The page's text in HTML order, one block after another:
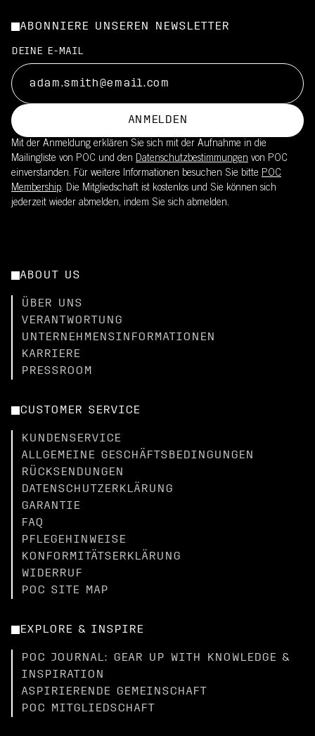
ABONNIERE UNSEREN NEWSLETTER
DEINE E-MAIL
ANMELDEN
Mit der Anmeldung erklären Sie sich mit der Aufnahme in die
Mailingliste von POC und den Datenschutzbestimmungen von POC
einverstanden. Für weitere Informationen besuchen Sie bitte POC
Membership. Die Mitgliedschaft ist kostenlos und Sie können sich
jederzeit wieder abmelden, indem Sie sich abmelden.
ABOUT US
ÜBER UNS
VERANTWORTUNG
UNTERNEHMENSINFORMATIONEN
KARRIERE
PRESSROOM
CUSTOMER SERVICE
KUNDENSERVICE
ALLGEMEINE GESCHÄFTSBEDINGUNGEN
RÜCKSENDUNGEN
DATENSCHUTZERKLÄRUNG
GARANTIE
FAQ
PFLEGEHINWEISE
KONFORMITÄTSERKLÄRUNG
WIDERRUF
POC SITE MAP
EXPLORE & INSPIRE
POC JOURNAL: GEAR UP WITH KNOWLEDGE &
INSPIRATION
ASPIRIERENDE GEMEINSCHAFT
POC MITGLIEDSCHAFT